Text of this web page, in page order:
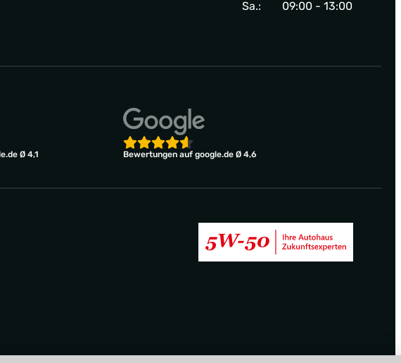
Sa.:
09:00 - 13:00
Ø 4,1 Bewertungen auf google.de Ø 4,6